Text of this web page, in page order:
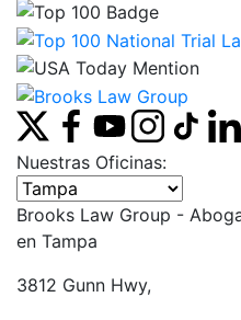
Nuestras Oficinas:
Seleccione una oficina
Brooks Law Group -
en Tampa
3812 Gunn Hwy,